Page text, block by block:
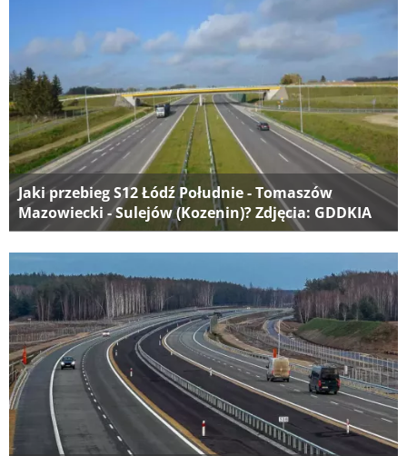
Jaki przebieg S12 Łódź Południe - Tomaszów
Mazowiecki - Sulejów (Kozenin)? Zdjęcia: GDDKIA